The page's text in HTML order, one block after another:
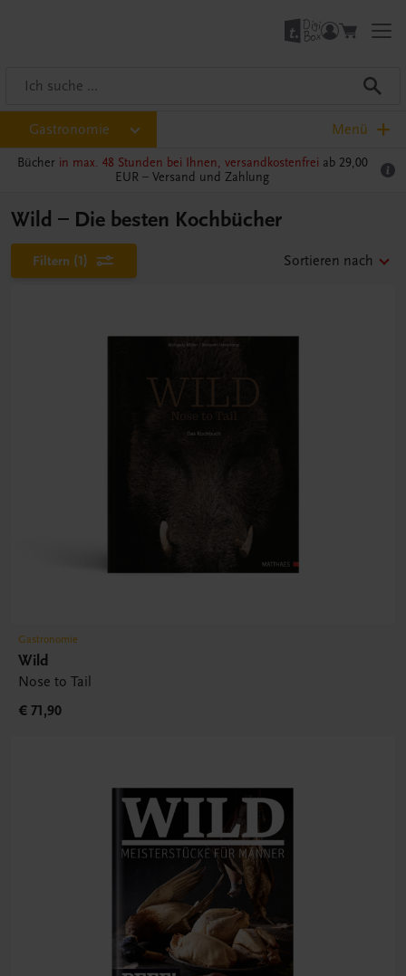
Gastronomie Menü
Bücher in max. 48 Stunden bei Ihnen, versandkostenfrei ab 29,00
EUR – Versand und Zahlung
Wild – Die besten Kochbücher
Filtern (1) Sortieren nach
Gastronomie
Wild
Nose to Tail
€ 71,90